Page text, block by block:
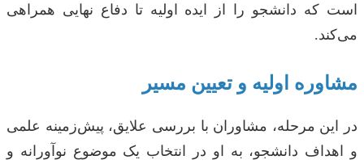
است که دانشجو را از ایده اولیه تا دفاع نهایی همراهی
می‌کند.
مشاوره اولیه و تعیین مسیر
در این مرحله، مشاوران با بررسی علایق، پیش‌زمینه علمی
و اهداف دانشجو، به او در انتخاب یک موضوع نوآورانه و